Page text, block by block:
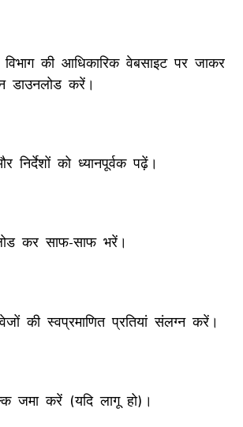
की आधिकारिक वेबसाइट पर जाकर
डाउनलोड करें।
निर्देशों को ध्यानपूर्वक पढ़ें।
कर साफ-साफ भरें।
की स्वप्रमाणित प्रतियां संलग्न करें।
जमा करें (यदि लागू हो)।